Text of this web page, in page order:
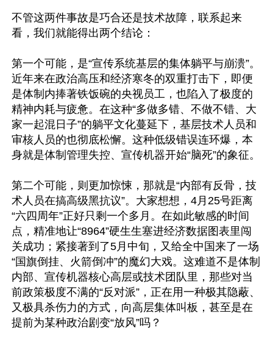
不管这两件事故是巧合还是技术故障，联系起来
看，我们就能得出两个结论：
第一个可能，是“宣传系统基层的集体躺平与崩溃”。
近年来在政治高压和经济寒冬的双重打击下，即便
是体制内捧著铁饭碗的央视员工，也陷入了极度的
精神内耗与疲惫。在这种“多做多错、不做不错、大
家一起混日子”的躺平文化蔓延下，基层技术人员和
审核人员的也彻底松懈。这种低级错误连环爆，本
身就是体制管理失控、宣传机器开始“脑死”的象征。
第二个可能，则更加惊悚，那就是“内部有反骨，技
术人员在搞高级黑抗议”。大家想想，4月25号距离
“六四周年”正好只剩一个多月。在如此敏感的时间
点，精准地让“8964”硬生生塞进经济数据图表里闯
关成功；紧接著到了5月中旬，又给全中国来了一场
“国旗倒挂、火箭倒冲”的魔幻大戏。这难道不是体制
内部、宣传机器核心高层或技术团队里，那些对当
前政策极度不满的“反对派”，正在用一种极其隐蔽、
又极具杀伤力的方式，向高层集体叫板，甚至是在
提前为某种政治剧变“放风”吗？